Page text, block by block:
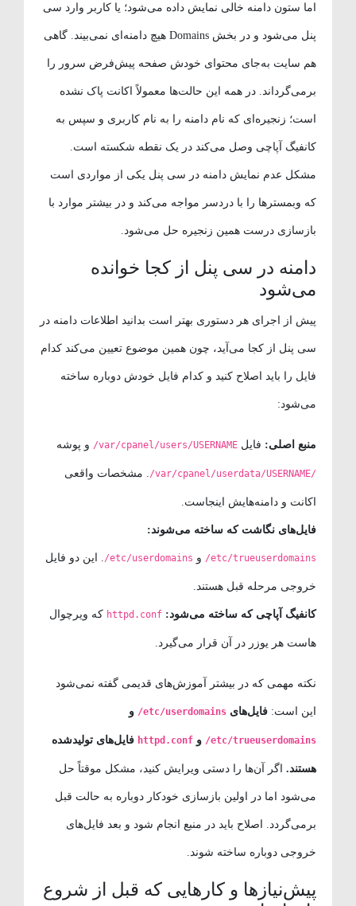
اما ستون دامنه خالی نمایش داده می‌شود؛ یا کاربر وارد سی
پنل می‌شود و در بخش Domains هیچ دامنه‌ای نمی‌بیند. گاهی
هم سایت به‌جای محتوای خودش صفحه پیش‌فرض سرور را
برمی‌گرداند. در همه این حالت‌ها معمولاً اکانت پاک نشده
است؛ زنجیره‌ای که نام دامنه را به نام کاربری و سپس به
کانفیگ آپاچی وصل می‌کند در یک نقطه شکسته است.
مشکل عدم نمایش دامنه در سی پنل یکی از مواردی است
که وبمسترها را با دردسر مواجه می‌کند و در بیشتر موارد با
بازسازی درست همین زنجیره حل می‌شود.
دامنه در سی پنل از کجا خوانده
می‌شود
پیش از اجرای هر دستوری بهتر است بدانید اطلاعات دامنه در
سی پنل از کجا می‌آید، چون همین موضوع تعیین می‌کند کدام
فایل را باید اصلاح کنید و کدام فایل خودش دوباره ساخته
می‌شود:
منبع اصلی:فایل/var/cpanel/users/USERNAMEو پوشه
/var/cpanel/userdata/USERNAME/. مشخصات واقعی
اکانت و دامنه‌هایش اینجاست.
فایل‌های نگاشت که ساخته می‌شوند:
/etc/trueuserdomainsو /etc/userdomains. این دو فایل
خروجی مرحله قبل هستند.
کانفیگ آپاچی که ساخته می‌شود: httpd.confکه ویرچوال
هاست هر یوزر در آن قرار می‌گیرد.
نکته مهمی که در بیشتر آموزش‌های قدیمی گفته نمی‌شود
این است:فایل‌های/etc/userdomainsو
/etc/trueuserdomainsو httpd.confفایل‌های تولیدشده
هستند.اگر آن‌ها را دستی ویرایش کنید، مشکل موقتاً حل
می‌شود اما در اولین بازسازی خودکار دوباره به حالت قبل
برمی‌گردد. اصلاح باید در منبع انجام شود و بعد فایل‌های
خروجی دوباره ساخته شوند.
پیش‌نیازها و کارهایی که قبل از شروع